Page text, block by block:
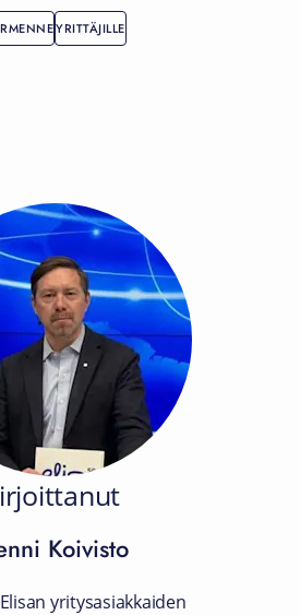
YRITTÄJILLE
Koivisto
yritysasiakkaiden